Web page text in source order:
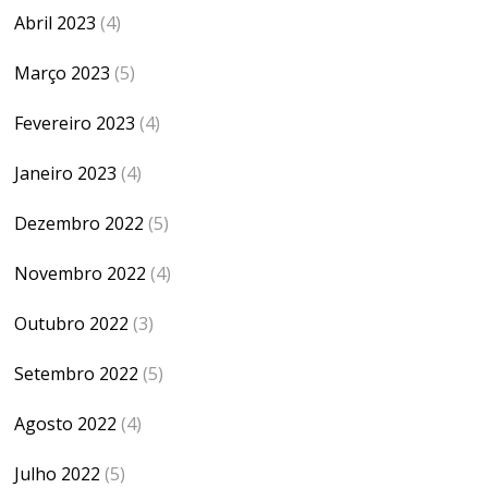
Abril 2023 (4)
Março 2023 (5)
Fevereiro 2023 (4)
Janeiro 2023 (4)
Dezembro 2022 (5)
Novembro 2022 (4)
Outubro 2022 (3)
Setembro 2022 (5)
Agosto 2022 (4)
Julho 2022 (5)